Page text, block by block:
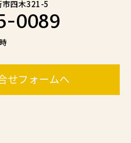
市四木321-5
0089
せフォームへ